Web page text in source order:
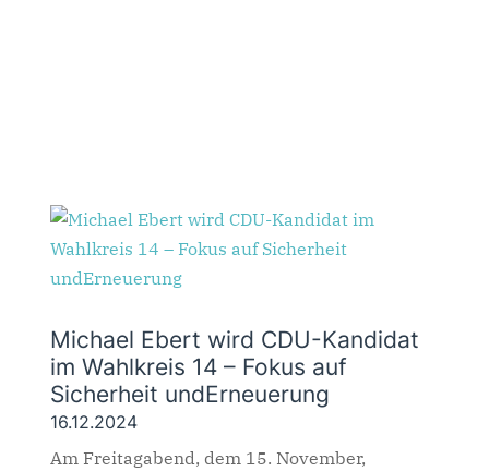
Michael Ebert wird CDU-Kandidat
im Wahlkreis 14 – Fokus auf
Sicherheit undErneuerung
16.12.2024
Am Freitagabend, dem 15. November,